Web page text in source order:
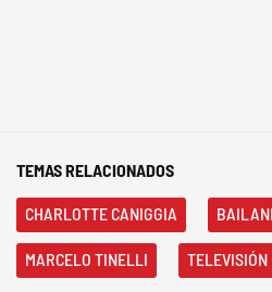
TEMAS RELACIONADOS
CHARLOTTE CANIGGIA
MARCELO TINELLI TELEVISIÓN